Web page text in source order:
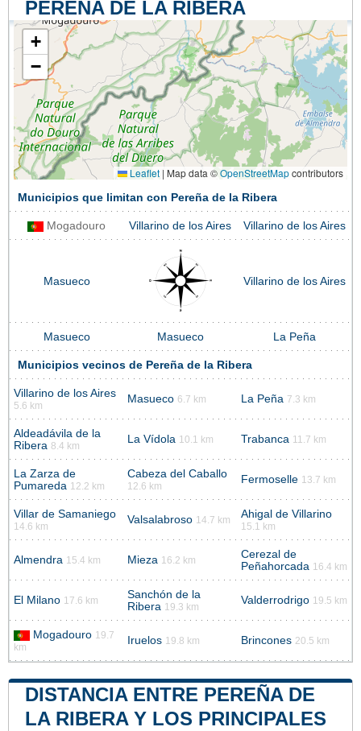
PEREÑA DE LA RIBERA
+
−
Leaflet | Map data ©OpenStreetMapcontributors
Municipios que limitan con Pereña de la Ribera
Mogadouro Villarino de los Aires Villarino de los Aires
Masueco Villarino de los Aires
Masueco Masueco La Peña
Municipios vecinos de Pereña de la Ribera
Villarino de los Aires
5.6 km
Masueco 6.7 km La Peña 7.3 km
Aldeadávila de la
Ribera 8.4 km
La Vídola 10.1 km Trabanca 11.7 km
La Zarza de
Pumareda 12.2 km
Cabeza del Caballo
12.6 km
Fermoselle 13.7 km
Villar de Samaniego
14.6 km
Valsalabroso 14.7 km Ahigal de Villarino
15.1 km
Almendra 15.4 km Mieza 16.2 km
Cerezal de
Peñahorcada 16.4 km
El Milano 17.6 km
Sanchón de la
Ribera 19.3 km
Valderrodrigo 19.5 km
Mogadouro 19.7
km
Iruelos 19.8 km Brincones 20.5 km
DISTANCIA ENTRE PEREÑA DE
LA RIBERA Y LOS PRINCIPALES